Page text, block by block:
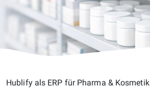
Hublify als ERP für Pharma & Kosmetik